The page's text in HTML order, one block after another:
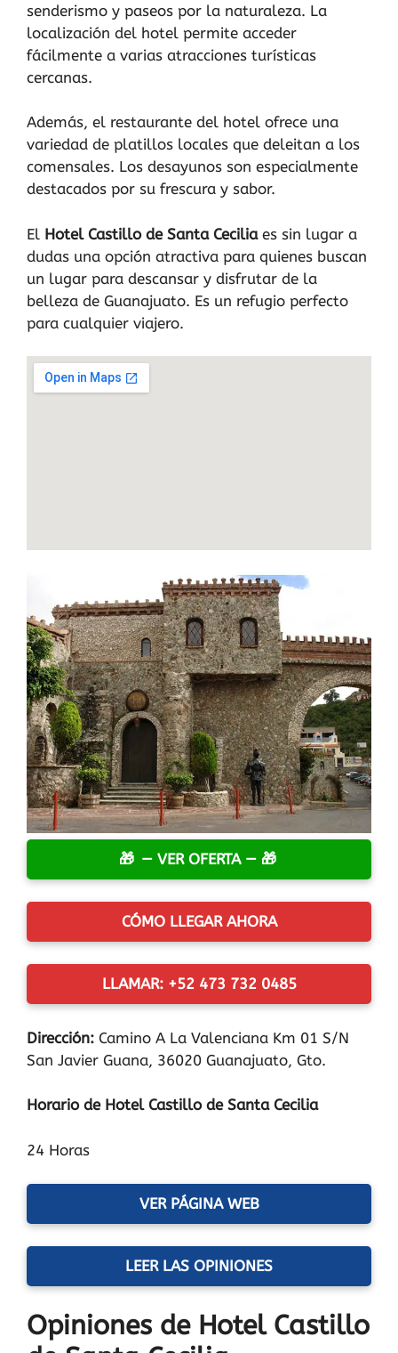
senderismo y paseos por la naturaleza. La
localización del hotel permite acceder
fácilmente a varias atracciones turísticas
cercanas.
Además, el restaurante del hotel ofrece una
variedad de platillos locales que deleitan a los
comensales. Los desayunos son especialmente
destacados por su frescura y sabor.
El Hotel Castillo de Santa Ceciliaes sin lugar a
dudas una opción atractiva para quienes buscan
un lugar para descansar y disfrutar de la
belleza de Guanajuato. Es un refugio perfecto
para cualquier viajero.
— VER OFERTA —
CÓMO LLEGAR AHORA
LLAMAR: +52 473 732 0485
Dirección: Camino A La Valenciana Km 01 S/N
San Javier Guana, 36020 Guanajuato, Gto.
Horario de Hotel Castillo de Santa Cecilia
24 Horas
VER PÁGINA WEB
LEER LAS OPINIONES
Opiniones de Hotel Castillo